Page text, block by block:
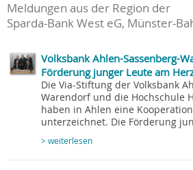
Meldungen aus der Region der
Sparda-Bank West eG, Münster-
Volksbank Ahlen-Sassenberg-
Förderung junger Leute am
Die Via-Stiftung der Volksbank
Warendorf und die Hochschule
haben in Ahlen eine
unterzeichnet. Die Förderung
> weiterlesen